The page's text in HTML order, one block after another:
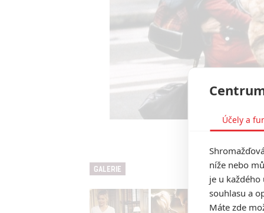
GALERIE
Účely a
níže nebo
je u
souhlasu a
Máte zde